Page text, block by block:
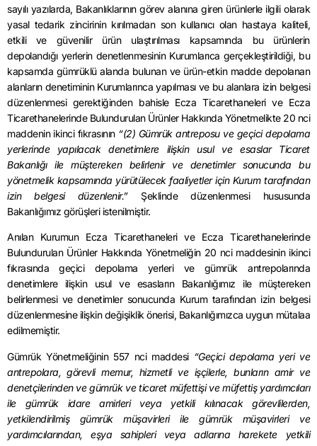
sayılı yazılarda, Bakanlıklarının görev alanına giren ürünlerle ilgili olarak
yasal tedarik zincirinin kırılmadan son kullanıcı olan hastaya kaliteli,
etkili ve güvenilir ürün ulaştırılması kapsamında bu ürünlerin
depolandığı yerlerin denetlenmesinin Kurumlarıca gerçekleştirildiği, bu
kapsamda gümrüklü alanda bulunan ve ürün-etkin madde depolanan
alanların denetiminin Kurumlarınca yapılması ve bu alanlara izin belgesi
düzenlenmesi gerektiğinden bahisle Ecza Ticarethaneleri ve Ecza
Ticarethanelerinde Bulundurulan Ürünler Hakkında Yönetmelikte 20 nci
maddenin ikinci fıkrasının “(2) Gümrük antreposu ve geçici depolama
yerlerinde yapılacak denetimlere ilişkin usul ve esaslar Ticaret
Bakanlığı ile müştereken belirlenir ve denetimler sonucunda bu
yönetmelik kapsamında yürütülecek faaliyetler için Kurum tarafından
izin belgesi düzenlenir.”Şeklinde düzenlenmesi hususunda
Bakanlığımız görüşleri istenilmiştir.
Anılan Kurumun Ecza Ticarethaneleri ve Ecza Ticarethanelerinde
Bulundurulan Ürünler Hakkında Yönetmeliğin 20 nci maddesinin ikinci
fıkrasında geçici depolama yerleri ve gümrük antrepolarında
denetimlere ilişkin usul ve esasların Bakanlığımız ile müştereken
belirlenmesi ve denetimler sonucunda Kurum tarafından izin belgesi
düzenlenmesine ilişkin değişiklik önerisi, Bakanlığımızca uygun mütalaa
edilmemiştir.
Gümrük Yönetmeliğinin 557 nci maddesi “Geçici depolama yeri ve
antrepolara, görevli memur, hizmetli ve işçilerle, bunların amir ve
denetçilerinden ve gümrük ve ticaret müfettişi ve müfettiş yardımcıları
ile gümrük idare amirleri veya yetkili kılınacak görevlilerden,
yetkilendirilmiş gümrük müşavirleri ile gümrük müşavirleri ve
yardımcılarından, eşya sahipleri veya adlarına harekete yetkili